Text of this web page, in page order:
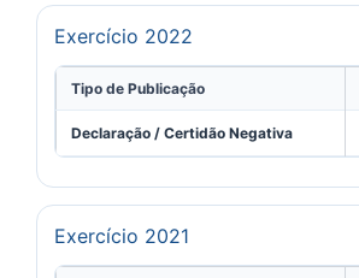
Exercício 2022
Tipo de Publicação
Declaração / Certidão Negativa
Exercício 2021